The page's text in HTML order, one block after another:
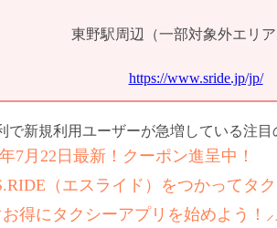
東野駅周辺（一部対象外エリア
https://www.sride.jp/jp/
新規利用ユーザーが急増している注
7月22日最新！クーポン進呈中！
（エスライド）をつかってタク
お得にタクシーアプリを始めよう！